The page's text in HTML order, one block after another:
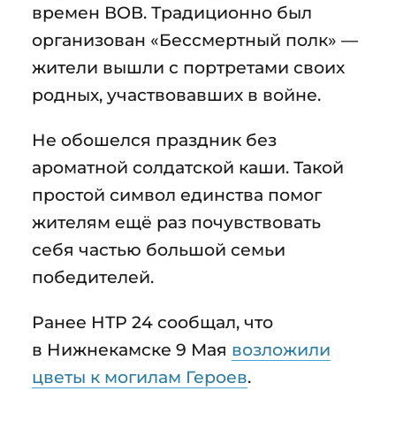
времен ВОВ. Традиционно был
организован «Бессмертный полк» —
жители вышли с портретами своих
родных, участвовавших в войне.
Не обошелся праздник без
ароматной солдатской каши. Такой
простой символ единства помог
жителям ещё раз почувствовать
себя частью большой семьи
победителей.
Ранее НТР 24 сообщал, что
в Нижнекамске 9 Мая возложили
цветы к могилам Героев.